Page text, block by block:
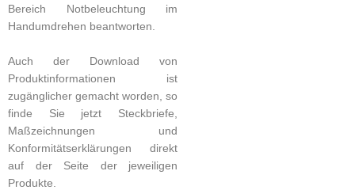
Bereich Notbeleuchtung im
Handumdrehen beantworten.
Auch der Download von
Produktinformationen ist
zugänglicher gemacht worden, so
finde Sie jetzt Steckbriefe,
Maßzeichnungen und
Konformitätserklärungen direkt
auf der Seite der jeweiligen
Produkte.